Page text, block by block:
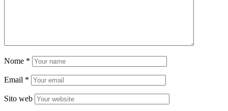
Nome *
Email *
Sito web